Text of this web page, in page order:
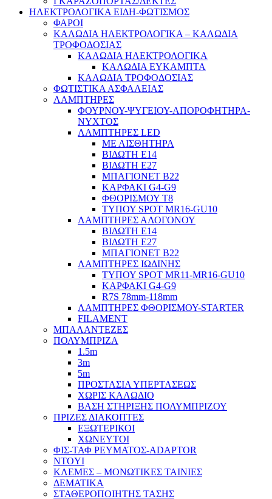
ΗΛΕΚΤΡΟΛΟΓΙΚΑ ΕΙΔΗ-ΦΩΤΙΣΜΟΣ
ΦΑΡΟΙ
ΚΑΛΩΔΙΑ ΗΛΕΚΤΡΟΛΟΓΙΚΑ – ΚΑΛΩΔΙΑ
ΤΡΟΦΟΔΟΣΙΑΣ
ΚΑΛΩΔΙΑ ΗΛΕΚΤΡΟΛΟΓΙΚΑ
ΚΑΛΩΔΙΑ ΕΥΚΑΜΠΤΑ
ΚΑΛΩΔΙΑ ΤΡΟΦΟΔΟΣΙΑΣ
ΦΩΤΙΣΤΙΚΑ ΑΣΦΑΛΕΙΑΣ
ΛΑΜΠΤΗΡΕΣ
ΦΟΥΡΝΟΥ-ΨΥΓΕΙΟΥ-ΑΠΟΡΟΦΗΤΗΡΑ-
ΝΥΧΤΟΣ
ΛΑΜΠΤΗΡΕΣ LED
ΜΕ ΑΙΣΘΗΤΗΡΑ
ΒΙΔΩΤΗ Ε14
ΒΙΔΩΤΗ Ε27
ΜΠΑΓΙΟΝΕΤ Β22
ΚΑΡΦΑΚΙ G4-G9
ΦΘΟΡΙΣΜΟΥ Τ8
ΤΥΠΟΥ SPOT MR16-GU10
ΛΑΜΠΤΗΡΕΣ ΑΛΟΓΟΝΟΥ
ΒΙΔΩΤΗ Ε14
ΒΙΔΩΤΗ Ε27
ΜΠΑΓΙΟΝΕΤ Β22
ΛΑΜΠΤΗΡΕΣ ΙΩΔΙΝΗΣ
ΤΥΠΟΥ SPOT MR11-MR16-GU10
ΚΑΡΦΑΚΙ G4-G9
R7S 78mm-118mm
ΛΑΜΠΤΗΡΕΣ ΦΘΟΡΙΣΜΟΥ-STARTER
FILAMENT
ΜΠΑΛΑΝΤΕΖΕΣ
ΠΟΛΥΜΠΡΙΖΑ
1.5m
3m
5m
ΠΡΟΣΤΑΣΙΑ ΥΠΕΡΤΑΣΕΩΣ
ΧΩΡΙΣ ΚΑΛΩΔΙΟ
ΒΑΣΗ ΣΤΗΡΙΞΗΣ ΠΟΛΥΜΠΡΙΖΟΥ
ΠΡΙΖΕΣ ΔΙΑΚΟΠΤΕΣ
ΕΞΩΤΕΡΙΚΟΙ
ΧΩΝΕΥΤΟΙ
ΦΙΣ-ΤΑΦ ΡΕΥΜΑΤΟΣ-ADAPTOR
NTOYI
ΚΛΕΜΕΣ – ΜΟΝΩΤΙΚΕΣ ΤΑΙΝΙΕΣ
ΔΕΜΑΤΙΚΑ
ΣΤΑΘΕΡΟΠΟΙΗΤΗΣ ΤΑΣΗΣ